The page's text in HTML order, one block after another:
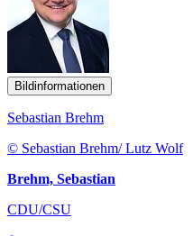
Bildinformationen
Sebastian Brehm
© Sebastian Brehm/ Lutz Wolf
Brehm, Sebastian
CDU/CSU